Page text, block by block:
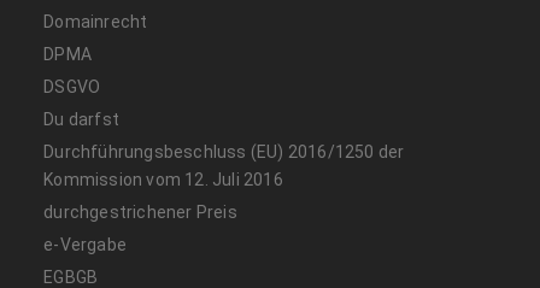
Domainrecht
DPMA
DSGVO
Du darfst
Durchführungsbeschluss (EU) 2016/1250 der
Kommission vom 12. Juli 2016
durchgestrichener Preis
e-Vergabe
EGBGB